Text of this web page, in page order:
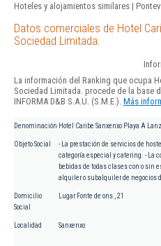
Hoteles y alojamientos similares |
Datos comerciales de Hotel
Sociedad Limitada.
La información del Ranking que ocupa
Sociedad Limitada. procede de la base
INFORMA D&B S.A.U. (S.M.E.). Más
Denominación Hotel Caribe Sanxenxo Playa A
Objeto Social
- La prestación de servicios de
categoría especial y catering. - La
bebidas de todas clases con o sin
alquiler o subalquiler de negocios
Domicilio
Social
Lugar Fonte de ons , 21
Localidad Sanxenxo